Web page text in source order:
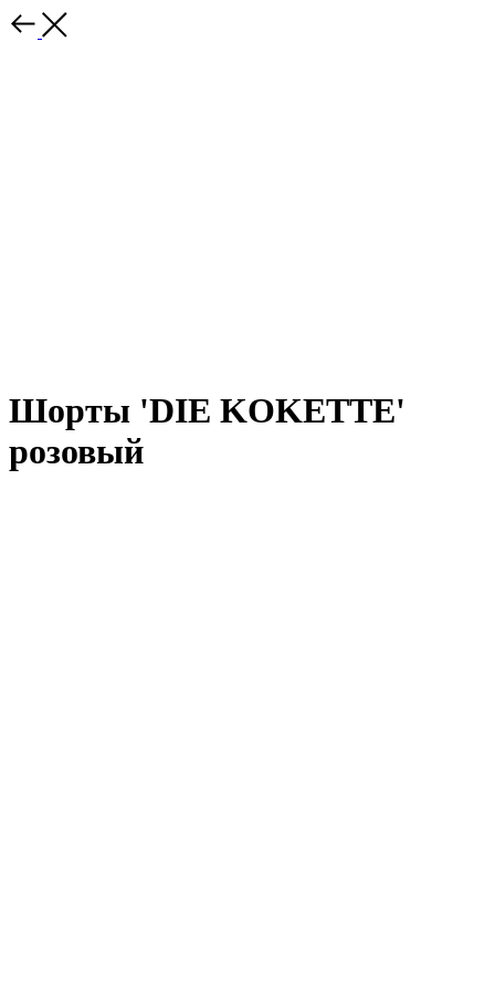
Шорты 'DIE KOKETTE'
розовый